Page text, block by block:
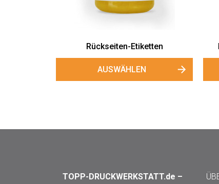
Rückseiten-Etiketten
AUSWÄHLEN
TOPP-DRUCKWERKSTATT.de –